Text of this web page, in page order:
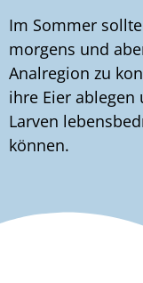
Im Sommer
morgens und
Analregion zu
ihre Eier
Larven
können.